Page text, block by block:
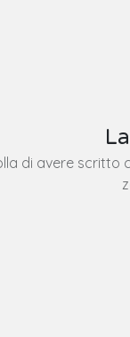
di avere scritto